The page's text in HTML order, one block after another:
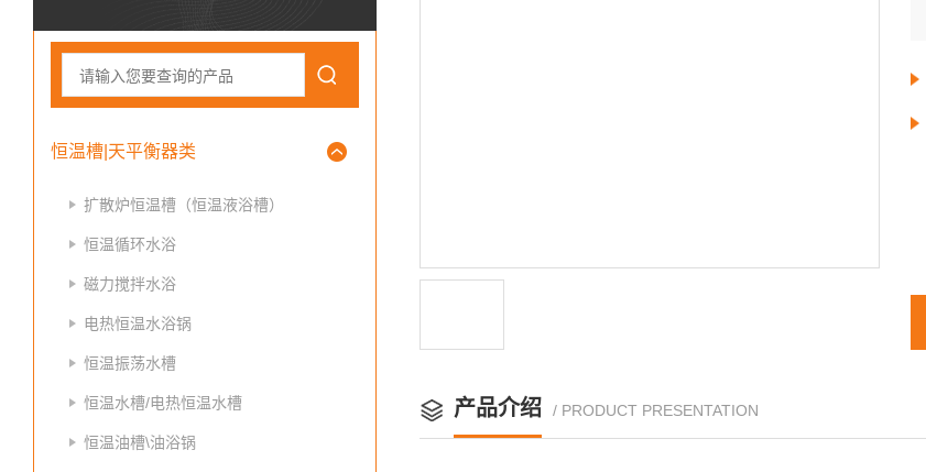
恒温槽|天平衡器类
扩散炉恒温槽（恒温液浴槽）
恒温循环水浴
磁力搅拌水浴
电热恒温水浴锅
恒温振荡水槽
恒温水槽/电热恒温水槽
恒温油槽\油浴锅
产品介绍 / PRODUCT PRESENTATION